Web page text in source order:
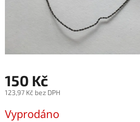
150 Kč
123,97 Kč bez DPH
cena:
Vyprodáno